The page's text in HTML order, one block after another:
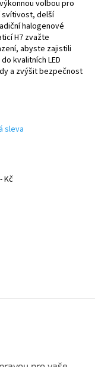
volbou pro
svítivost, delší
halogenové
H7 zvažte
abyste zajistili
kvalitních LED
a zvýšit bezpečnost
sleva
Kč